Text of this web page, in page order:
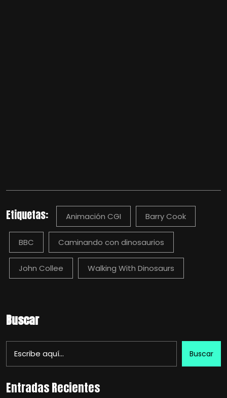
Etiquetas: Animación CGI Barry Cook
BBC Caminando con dinosaurios
John Collee Walking With Dinosaurs
Buscar
Buscar
Entradas Recientes